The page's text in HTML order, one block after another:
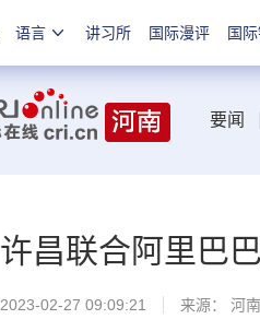
语言 讲习所 国际漫评 国
要闻
许昌联合阿里巴
2023-02-27 09:09:21 来源： 河